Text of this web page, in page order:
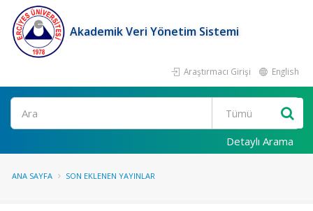
Akademik Veri Yönetim Sistemi
Araştırmacı Girişi English
Ara
Detaylı Arama
ANA SAYFA SON EKLENEN YAYINLAR